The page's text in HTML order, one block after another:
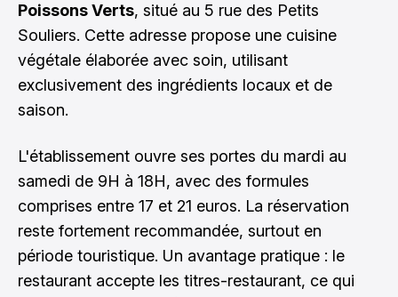
Poissons Verts, situé au 5 rue des Petits
Souliers. Cette adresse propose une cuisine
végétale élaborée avec soin, utilisant
exclusivement des ingrédients locaux et de
saison.
L'établissement ouvre ses portes du mardi au
samedi de 9H à 18H, avec des formules
comprises entre 17 et 21 euros. La réservation
reste fortement recommandée, surtout en
période touristique. Un avantage pratique : le
restaurant accepte les titres-restaurant, ce qui